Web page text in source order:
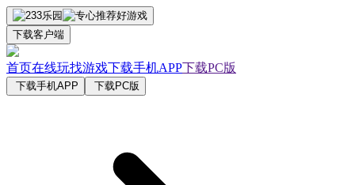
下载客户端
首页在线玩找游戏下载手机APP下载PC版
下载手机APP 下载PC版